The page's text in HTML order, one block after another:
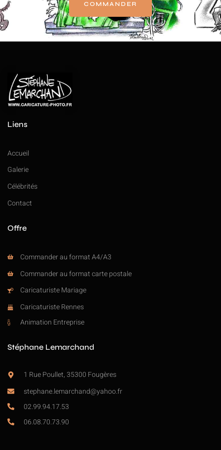
COMMANDER
Liens
Accueil
Galerie
Célébrités
Contact
Offre
Commander au format A4/A3
Commander au format carte postale
Caricaturiste Mariage
Caricaturiste Rennes
Animation Entreprise
Stéphane Lemarchand
1 Rue Poullet, 35300 Fougères
stephane.lemarchand@yahoo.fr
02.99.94.17.53
06.08.70.73.90